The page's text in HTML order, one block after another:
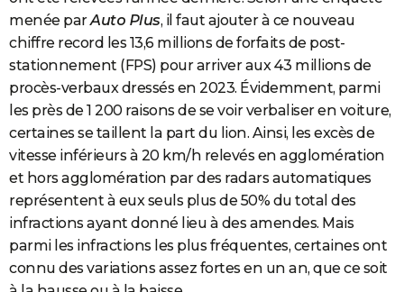
Art de vivre
Bien-être
Loisirs
Mode
Modes de vie
+SANTE
VOYAGE
Destinations
City break
Voyage nature
Voyage de noces
Forum
Climat
+
PHOTO
GUIDES D'ACHAT
CARTE DE VOEUX
Carte Bonne année
Carte Saint-Valentin
Carte d'anniversaire
DICTIONNAIRE
Dictionnaire
Biographies
Citations
Expressions
Proverbes
PROGRAMME TV
menée parAuto Plus, il faut ajouter à ce nouveau
chiffre record les 13,6 millions de forfaits de post-
stationnement (FPS) pour arriver aux 43 millions de
procès-verbaux dressés en 2023. Évidemment, parmi
les près de 1 200 raisons de se voir verbaliser en voiture,
certaines se taillent la part du lion. Ainsi, les excès de
vitesse inférieurs à 20 km/h relevés en agglomération
et hors agglomération par des radars automatiques
représentent à eux seuls plus de 50% du total des
infractions ayant donné lieu à des amendes. Mais
parmi les infractions les plus fréquentes, certaines ont
connu des variations assez fortes en un an, que ce soit